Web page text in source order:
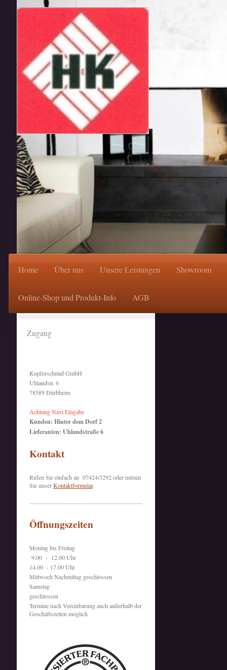
Home Über uns Unsere Leistungen Showroom
Online-Shop und Produkt-Info AGB
Zugang
Kupferschmid GmbH
Uhlandstr. 6
78589 Dürbheim
Achtung Navi Eingabe
Kunden: Hinter dem Dorf 2
Lieferanten: Uhlandstraße 6
Kontakt
Rufen Sie einfach an 07424/3292 oder nutzen
Sie unserKontaktformular.
Öffnungszeiten
Montag bis Freitag
9.00 - 12.00 Uhr
14.00 - 17.00 Uhr
Mittwoch Nachmittag geschlossen
Samstag
geschlossen
Termine nach Vereinbarung auch außerhalb der
Geschäftszeiten möglich